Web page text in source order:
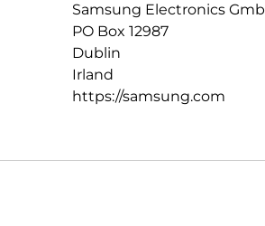
Samsung Electronics
PO Box 12987
Dublin
Irland
https://samsung.com